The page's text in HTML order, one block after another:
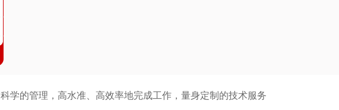
科学的管理，高水准、高效率地完成工作，量身定制的技术服务